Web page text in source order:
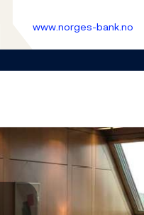
www.norges-bank.no